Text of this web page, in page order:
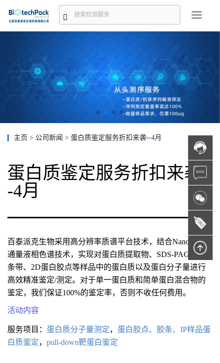
主页 > 公司新闻 > 蛋白质鉴定服务折扣来袭--4月
蛋白质鉴定服务折扣来袭-
-4月
百泰派克生物采用高分辨率质谱平台技术，结合Nano-LC高
通量液相色谱技术，实现对蛋白质提取物、SDS-PAGE蛋白
条带、2D蛋白胶点等样品中的蛋白质以及蛋白分子量进行
高效精准鉴定/测定。对于单一蛋白质和简单蛋白混合物的
鉴定，我们保证100%的鉴定率，否则不收任何费用。
活动内容
服务项目： 蛋白质分子量测定， 蛋白胶点、胶条、IP样品蛋
白质鉴定， pull-down靶蛋白鉴定